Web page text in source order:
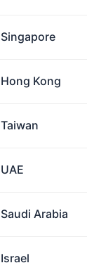
Singapore
Hong Kong
Taiwan
UAE
Saudi Arabia
Israel